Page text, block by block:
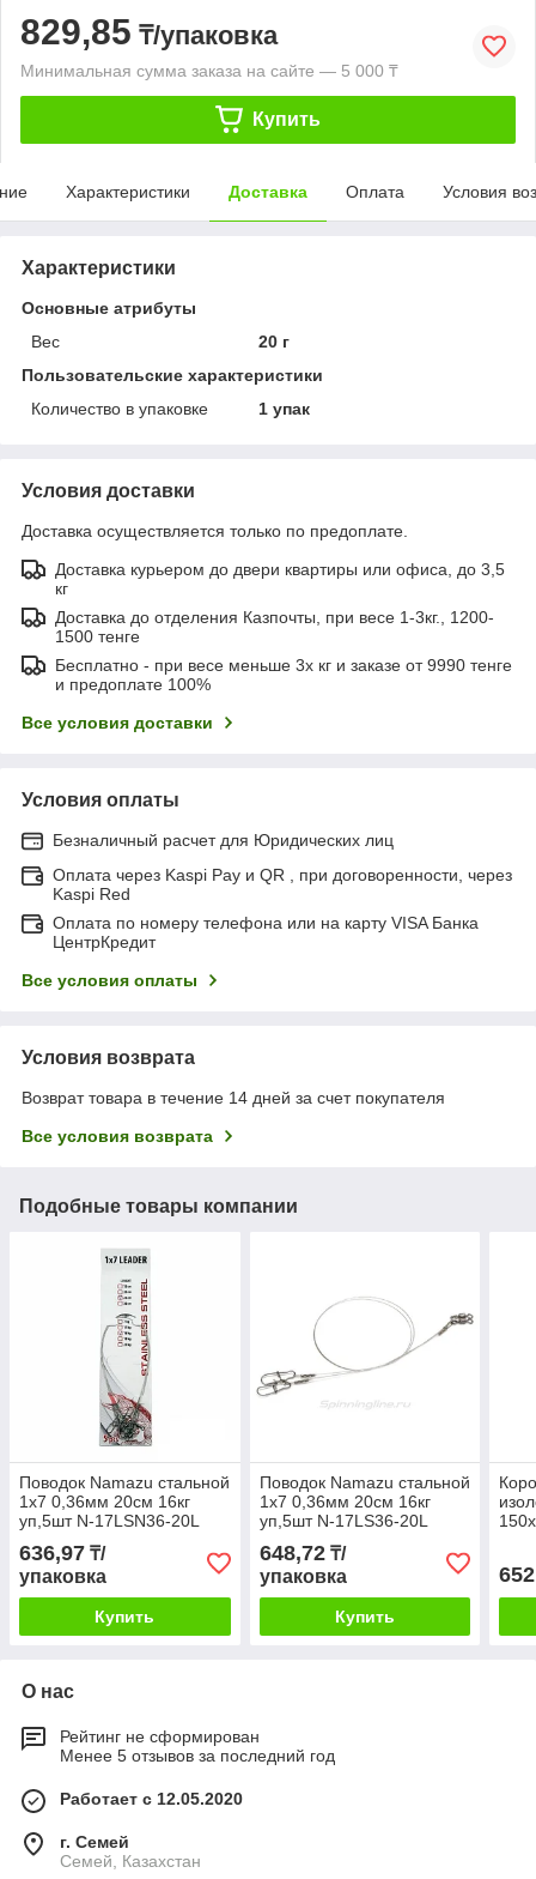
829,85 ₸/упаковка
Минимальная сумма заказа на сайте — 5 000 ₸
Купить
Характеристики Доставка Оплата Условия
Характеристики
Основные атрибуты
Вес
20 г
Пользовательские характеристики
Количество в упаковке
1 упак
Условия доставки
Доставка осуществляется только по предоплате.
Доставка курьером до двери квартиры или офиса, до 3,5
кг
Доставка до отделения Казпочты, при весе 1-3кг., 1200-
1500 тенге
Бесплатно - при весе меньше 3х кг и заказе от 9990 тенге
и предоплате 100%
Все условия доставки
Условия оплаты
Безналичный расчет для Юридических лиц
Оплата через Kaspi Pay и QR , при договоренности, через
Kaspi Red
Оплата по номеру телефона или на карту VISA Банка
ЦентрКредит
Все условия оплаты
Условия возврата
Возврат товара в течение 14 дней за счет покупателя
Все условия возврата
Подобные товары компании
Поводок Namazu стальной
1х7 0,36мм 20см 16кг
уп,5шт N-17LSN36-20L
636,97 ₸/
упаковка
Купить
Поводок Namazu стальной
1х7 0,36мм 20см 16кг
уп,5шт N-17LS36-20L
648,72₸/
упаковка
Купить
О нас
Рейтинг не сформирован
Менее 5 отзывов за последний год
Работает с 12.05.2020
г. Семей
Семей, Казахстан